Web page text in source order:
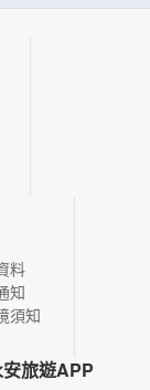
料
知
須知
旅遊APP